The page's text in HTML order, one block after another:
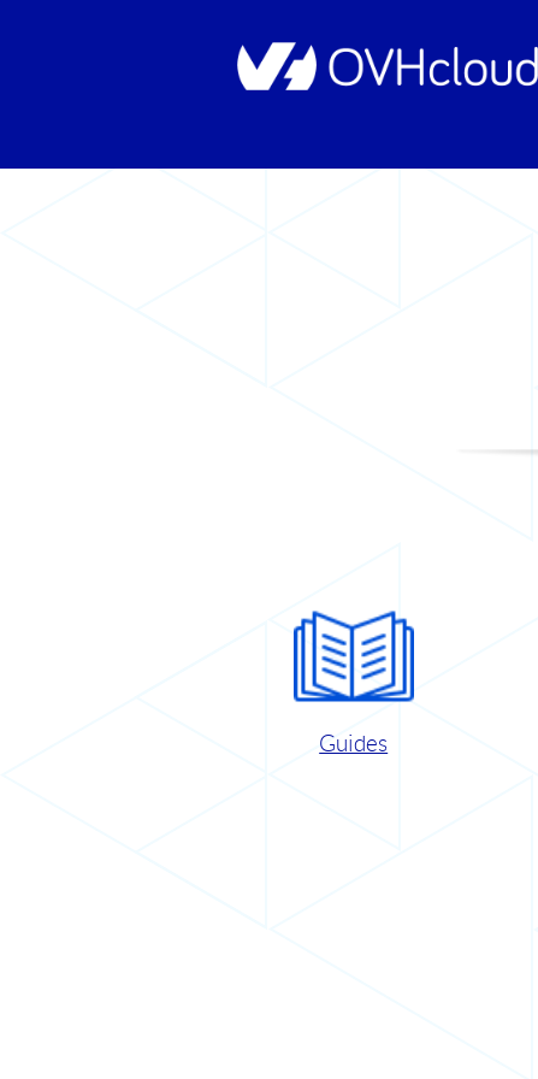
Guides